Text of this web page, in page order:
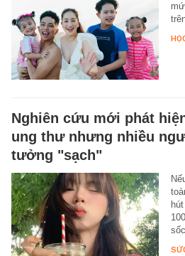
Nghiên cứu mới phát
ung thư nhưng nhiều
tưởng "sạch"